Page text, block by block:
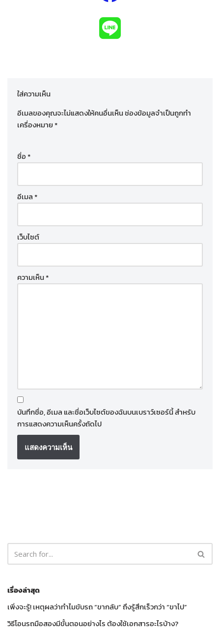
ใส่ความเห็น
อีเมลของคุณจะไม่แสดงให้คนอื่นเห็นช่องข้อมูลจำเป็นถูกทำ
เครื่องหมาย*
ชื่อ*
อีเมล*
เว็บไซต์
ความเห็น*
บันทึกชื่อ, อีเมล และชื่อเว็บไซต์ของฉันบนเบราว์เซอร์นี้ สำหรับ
การแสดงความเห็นครั้งถัดไป
เรื่องล่าสุด
เพิ่งจะรู้! เหตุผลว่าทำไมขับรถ “ขากลับ” ถึงรู้สึกเร็วกว่า “ขาไป”
วิธีโอนรถมือสองมีขั้นตอนอย่างไร ต้องใช้เอกสารอะไรบ้าง?